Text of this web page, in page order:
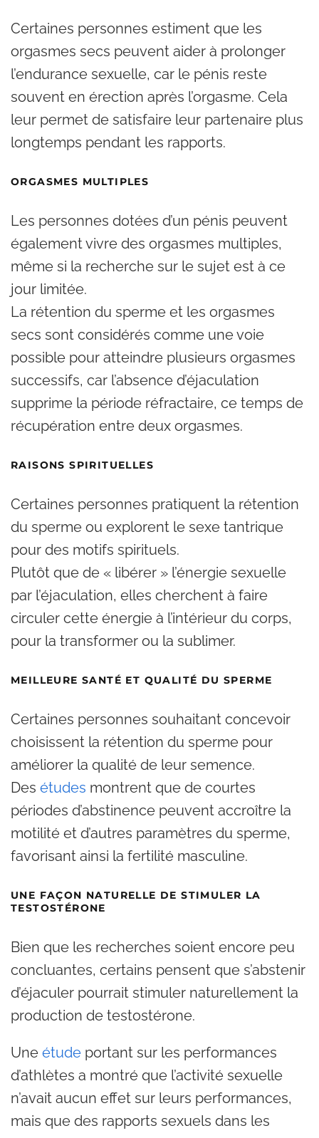
Certaines personnes estiment que les
orgasmes secs peuvent aider à prolonger
l’endurance sexuelle, car le pénis reste
souvent en érection après l’orgasme. Cela
leur permet de satisfaire leur partenaire plus
longtemps pendant les rapports.
ORGASMES MULTIPLES
Les personnes dotées d’un pénis peuvent
également vivre des orgasmes multiples,
même si la recherche sur le sujet est à ce
jour limitée.
La rétention du sperme et les orgasmes
secs sont considérés comme une voie
possible pour atteindre plusieurs orgasmes
successifs, car l’absence d’éjaculation
supprime la période réfractaire, ce temps de
récupération entre deux orgasmes.
RAISONS SPIRITUELLES
Certaines personnes pratiquent la rétention
du sperme ou explorent le sexe tantrique
pour des motifs spirituels.
Plutôt que de « libérer » l’énergie sexuelle
par l’éjaculation, elles cherchent à faire
circuler cette énergie à l’intérieur du corps,
pour la transformer ou la sublimer.
MEILLEURE SANTÉ ET QUALITÉ DU SPERME
Certaines personnes souhaitant concevoir
choisissent la rétention du sperme pour
améliorer la qualité de leur semence.
Des études montrent que de courtes
périodes d’abstinence peuvent accroître la
motilité et d’autres paramètres du sperme,
favorisant ainsi la fertilité masculine.
UNE FAÇON NATURELLE DE STIMULER LA
TESTOSTÉRONE
Bien que les recherches soient encore peu
concluantes, certains pensent que s’abstenir
d’éjaculer pourrait stimuler naturellement la
production de testostérone.
Une étude portant sur les performances
d’athlètes a montré que l’activité sexuelle
n’avait aucun effet sur leurs performances,
mais que des rapports sexuels dans les